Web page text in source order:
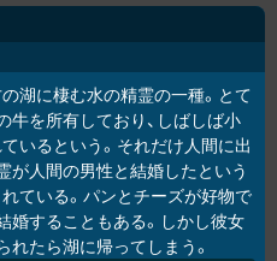
湖に棲む水の精霊の一種。とて
牛を所有しており、しばしば小
いるという。それだけ人間に出
が人間の男性と結婚したという
ている。パンとチーズが好物で
婚することもある。しかし彼女
れたら湖に帰ってしまう。